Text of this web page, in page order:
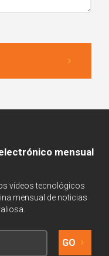
mensual
vídeos tecnológicos
mensual de noticias